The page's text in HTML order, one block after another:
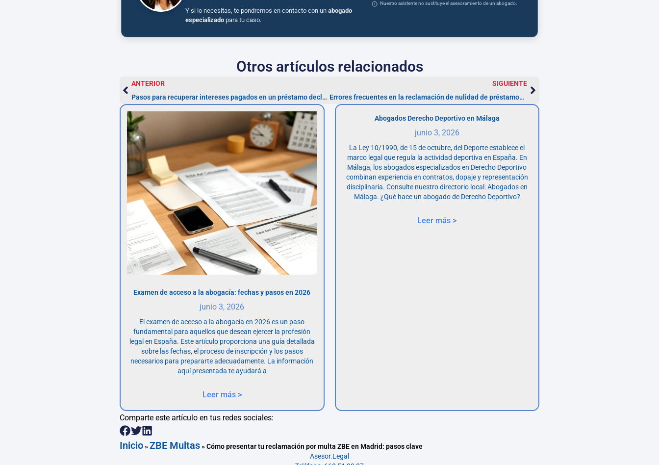
Y si lo necesitas, te pondremos en contacto con un abogado
especializado para tu caso.
Nuestro asistente no sustituye el asesoramiento de un abogado.
Otros artículos relacionados
ANTERIOR
Pasos para recuperar intereses pagados en un préstamo declarado usurario
SIGUIENTE
Errores frecuentes en la reclamación de nulidad de préstamos: evita estos problemas
Examen de acceso a la abogacía: fechas y pasos en 2026
junio 3, 2026
El examen de acceso a la abogacía en 2026 es un paso
fundamental para aquellos que desean ejercer la profesión
legal en España. Este artículo proporciona una guía detallada
sobre las fechas, el proceso de inscripción y los pasos
necesarios para prepararte adecuadamente. La información
aquí presentada te ayudará a
Leer más >
Abogados Derecho Deportivo en Málaga
junio 3, 2026
La Ley 10/1990, de 15 de octubre, del Deporte establece el
marco legal que regula la actividad deportiva en España. En
Málaga, los abogados especializados en Derecho Deportivo
combinan experiencia en contratos, dopaje y representación
disciplinaria. Consulte nuestro directorio local: Abogados en
Málaga. ¿Qué hace un abogado de Derecho Deportivo?
Leer más >
Comparte este artículo en tus redes sociales:
Inicio»ZBE Multas»Cómo presentar tu reclamación por multa ZBE en Madrid: pasos clave
Asesor.Legal